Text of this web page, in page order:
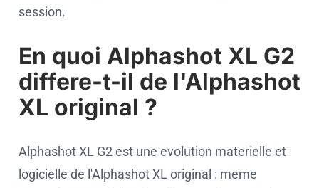
session.
En quoi Alphashot XL G2
differe-t-il de l'Alphashot
XL original ?
Alphashot XL G2 est une evolution materielle et
logicielle de l'Alphashot XL original : meme